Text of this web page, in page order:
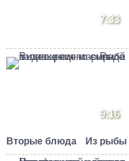
7:33
9:16
Вторые блюда Из рыбы